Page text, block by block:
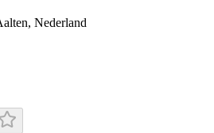
Nederland